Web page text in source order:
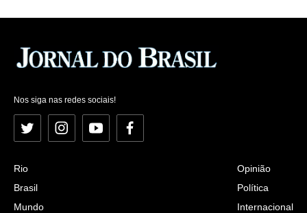
Nos siga nas redes sociais!
Twitter InstagramYouTubeFacebook
Rio
Brasil
Mundo
Opinião
Política
Internacional